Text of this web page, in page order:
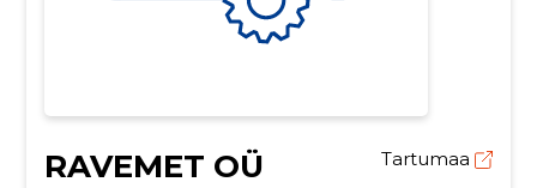
RAVEMET OÜ Tartumaa